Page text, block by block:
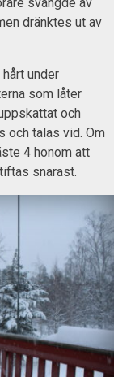
svängde av
dränktes ut av
under
som låter
och
och talas vid. Om
4 honom att
snarast.